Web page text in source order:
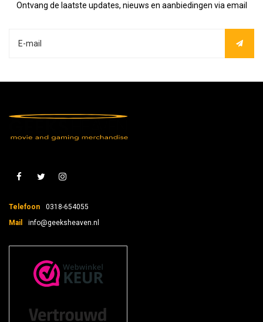
Ontvang de laatste updates, nieuws en aanbiedingen via email
Telefoon
0318-654055
Mail
info@geeksheaven.nl